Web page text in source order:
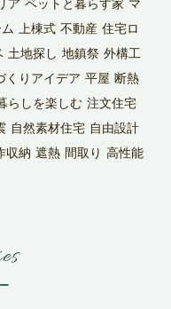
ア ペットと暮らす家 マ
上棟式 不動産 住宅ロ
土地探し 地鎮祭 外構工
くりアイデア 平屋 断熱
らしを楽しむ 注文住宅
自然素材住宅 自由設計
収納 遮熱 間取り 高性能